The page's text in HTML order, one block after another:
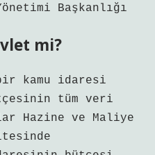
Başkanlığı
mi?
kamu idaresi
tüm veri
Hazine ve Maliye